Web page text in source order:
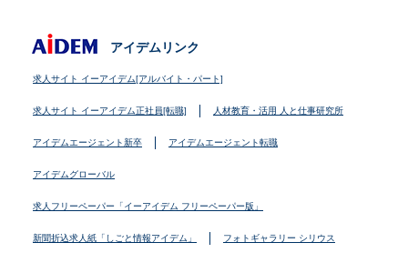
アイデムリンク
求人サイト イーアイデム[アルバイト・パート]
求人サイト イーアイデム正社員[転職] 人材教育・活用 人と仕事研究所
アイデムエージェント新卒 アイデムエージェント転職
アイデムグローバル
求人フリーペーパー「イーアイデム フリーペーパー版」
新聞折込求人紙「しごと情報アイデム」 フォトギャラリー シリウス